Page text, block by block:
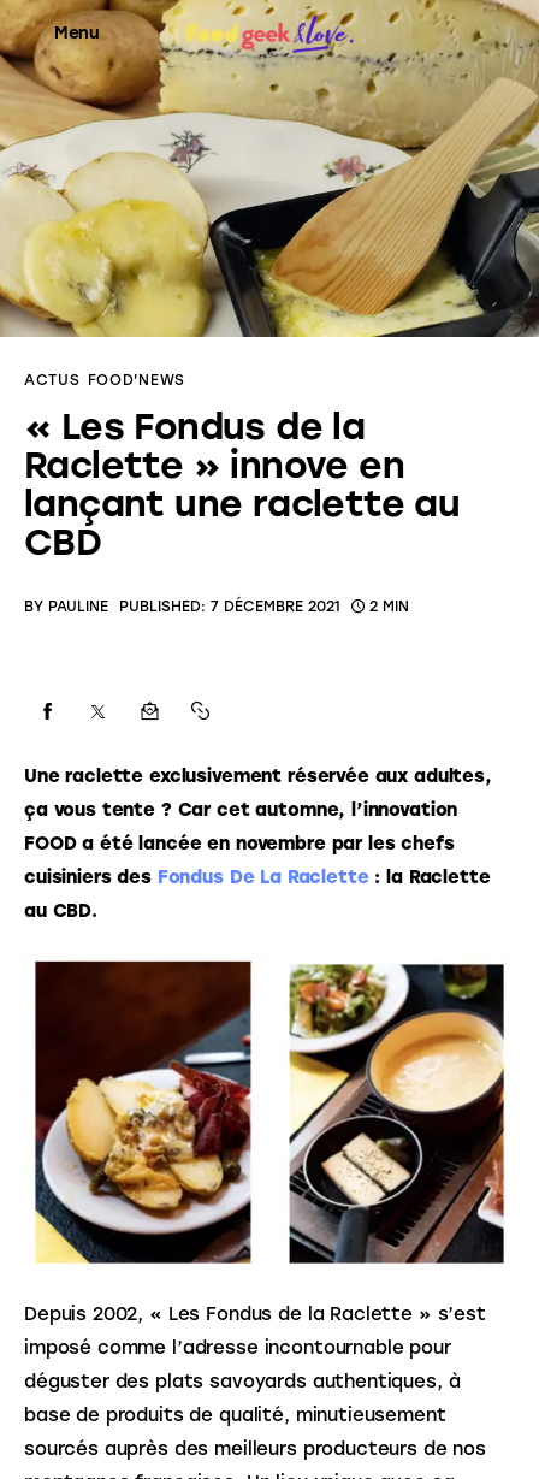
Menu
Food’News
Food’Com
Food’Art
Food’Life
ACTUS FOOD'NEWS
« Les Fondus de la
Raclette » innove en
lançant une raclette au
CBD
BY PAULINE PUBLISHED: 7 DÉCEMBRE 2021 2 MIN
Une raclette exclusivement réservée aux adultes,
ça vous tente ? Car cet automne, l’innovation
FOOD a été lancée en novembre par les chefs
cuisiniers des Fondus De La Raclette : la Raclette
au CBD.
Depuis 2002, « Les Fondus de la Raclette » s’est
imposé comme l’adresse incontournable pour
déguster des plats savoyards authentiques, à
base de produits de qualité, minutieusement
sourcés auprès des meilleurs producteurs de nos